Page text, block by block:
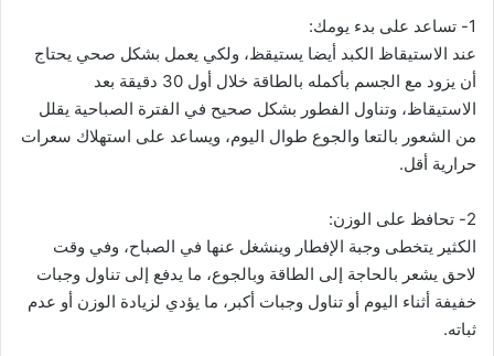
1- تساعد على بدء يومك:
عند الاستيقاظ الكبد أيضا يستيقظ، ولكي يعمل بشكل صحي يحتاج
أن يزود مع الجسم بأكمله بالطاقة خلال أول 30 دقيقة بعد
الاستيقاظ، وتناول الفطور بشكل صحيح في الفترة الصباحية يقلل
من الشعور بالتعا والجوع طوال اليوم، ويساعد على استهلاك سعرات
حرارية أقل.
2- تحافظ على الوزن:
الكثير يتخطى وجبة الإفطار وينشغل عنها في الصباح، وفي وقت
لاحق يشعر بالحاجة إلى الطاقة وبالجوع، ما يدفع إلى تناول وجبات
خفيفة أثناء اليوم أو تناول وجبات أكبر، ما يؤدي لزيادة الوزن أو عدم
ثباته.